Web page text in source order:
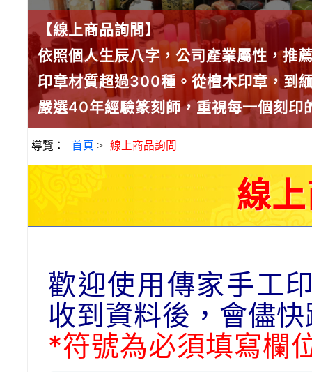
【線上商品詢問】
依照個人生辰八字，公司產業屬性，推
印章材質超過300種。從檀木印章，到
嚴選40年經驗篆刻師，重視每一個刻印
導覽： 首頁 > 線上商品詢問
線
歡迎使用傳家手工
收到資料後，會儘
*符號為必須填寫欄